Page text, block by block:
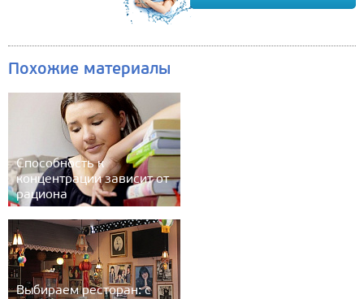
Похожие материалы
Способность к
концентрации зависит от
рациона
Выбираем ресторан: с